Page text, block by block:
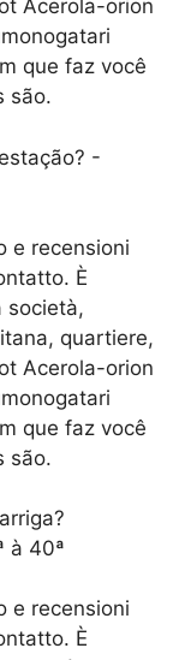
Acerola-orion
que faz você
são.
e recensioni
È
società,
quartiere,
Acerola-orion
que faz você
são.
e recensioni
È